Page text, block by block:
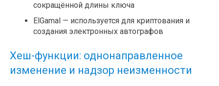
сокращённой длины ключа
ElGamal — используется для криптования и
создания электронных автографов
Хеш-функции: однонаправленное
изменение и надзор неизменности